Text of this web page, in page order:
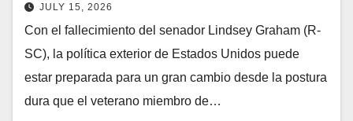
JULY 15, 2026
Con el fallecimiento del senador Lindsey Graham (R-
SC), la política exterior de Estados Unidos puede
estar preparada para un gran cambio desde la postura
dura que el veterano miembro de…